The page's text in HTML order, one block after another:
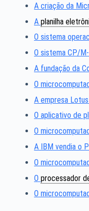
A criação da
A planilha
O sistema
O sistema CP/
A fundação da
O
A empresa
O aplicativo de
O
A IBM vendia o
O
O processador
O